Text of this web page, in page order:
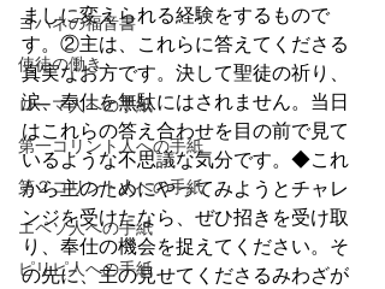
ヨハネの福音書
使徒の働き
ローマ人への手紙
第一コリント人への手紙
第２コリント人への手紙
エペソ人への手紙
ピリピ人への手紙
ましに変えられる経験をするもので
す。②主は、これらに答えてくださる
真実なお方です。決して聖徒の祈り、
涙、奉仕を無駄にはされません。当日
はこれらの答え合わせを目の前で見て
いるような不思議な気分です。◆これ
から主のためにやってみようとチャレ
ンジを受けたなら、ぜひ招きを受け取
り、奉仕の機会を捉えてください。そ
の先に、主の見せてくださるみわざが